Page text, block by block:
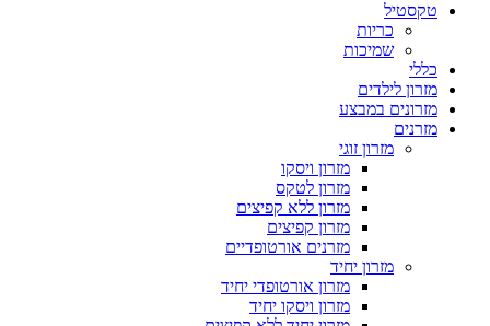
טקסטיל
כריות
שמיכות
כללי
מזרון לילדים
מזרונים במבצע
מזרנים
מזרון זוגי
מזרון ויסקו
מזרון לטקס
מזרון ללא קפיצים
מזרון קפיצים
מזרנים אורטופדיים
מזרון יחיד
מזרון אורטופדי יחיד
מזרון ויסקו יחיד